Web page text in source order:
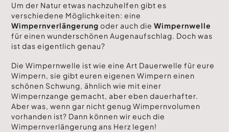
Um der Natur etwas nachzuhelfen gibt es
verschiedene Möglichkeiten: eine
Wimpernverlängerung oder auch dieWimpernwelle
für einen wunderschönen Augenaufschlag. Doch was
ist das eigentlich genau?
Die Wimpernwelle ist wie eine Art Dauerwelle für eure
Wimpern, sie gibt euren eigenen Wimpern einen
schönen Schwung, ähnlich wie mit einer
Wimpernzange gemacht, aber eben dauerhafter.
Aber was, wenn gar nicht genug Wimpernvolumen
vorhanden ist? Dann können wir euch die
Wimpernverlängerung ans Herz legen!